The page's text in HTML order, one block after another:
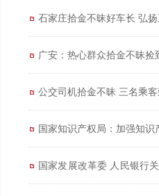
石家庄拾金不昧好车长 弘
广安：热心群众拾金不昧捡
公交司机拾金不昧 三名乘
国家知识产权局：加强知
国家发展改革委 人民银行